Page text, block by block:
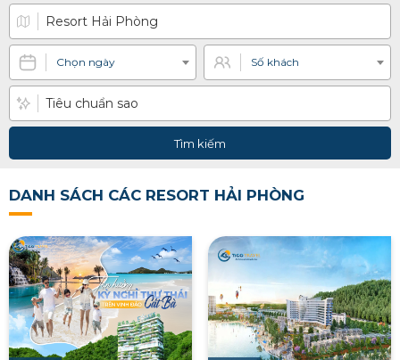
Chọn ngày Số khách
Tìm kiếm
DANH SÁCH CÁC RESORT HẢI PHÒNG